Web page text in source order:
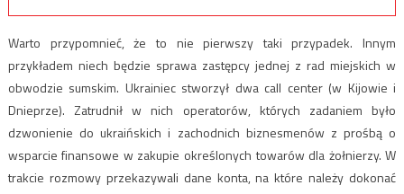
Warto przypomnieć, że to nie pierwszy taki przypadek. Innym
przykładem niech będzie sprawa zastępcy jednej z rad miejskich w
obwodzie sumskim. Ukrainiec stworzył dwa call center (w Kijowie i
Dnieprze). Zatrudnił w nich operatorów, których zadaniem było
dzwonienie do ukraińskich i zachodnich biznesmenów z prośbą o
wsparcie finansowe w zakupie określonych towarów dla żołnierzy. W
trakcie rozmowy przekazywali dane konta, na które należy dokonać